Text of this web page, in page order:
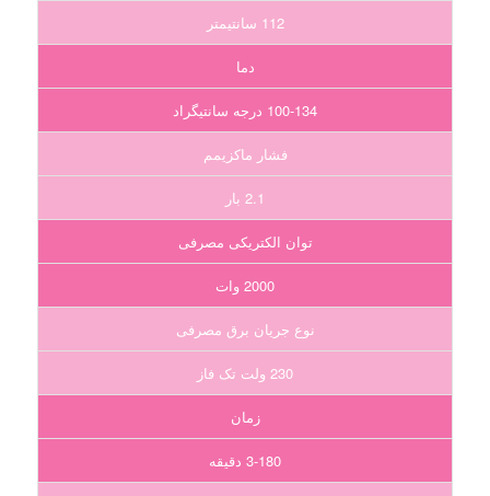
112 سانتیمتر
دما
100-134 درجه سانتیگراد
فشار ماکزیمم
2.1 بار
توان الکتریکی مصرفی
2000 وات
نوع جریان برق مصرفی
230 ولت تک فاز
زمان
3-180 دقیقه